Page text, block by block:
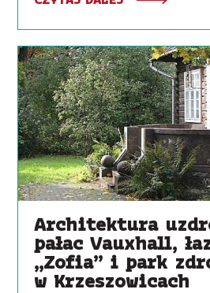
Architektura
pałac Vauxhall,
„Zofia” i park
w Krzeszowicach